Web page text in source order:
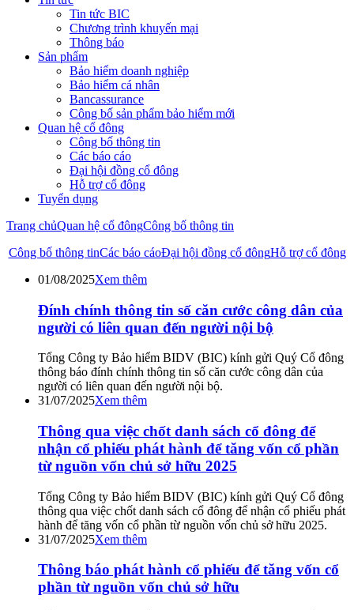
Tin tức BIC
Chương trình khuyến mại
Thông báo
Sản phẩm
Bảo hiểm doanh nghiệp
Bảo hiểm cá nhân
Bancassurance
Công bố sản phẩm bảo hiểm mới
Quan hệ cổ đông
Công bố thông tin
Các báo cáo
Đại hội đồng cổ đông
Hỗ trợ cổ đông
Tuyển dụng
Trang chủQuan hệ cổ đôngCông bố thông tin
Công bố thông tinCác báo cáoĐại hội đồng cổ đôngHỗ trợ cổ đông
01/08/2025Xem thêm
Đính chính thông tin số căn cước công dân của
người có liên quan đến người nội bộ
Tổng Công ty Bảo hiểm BIDV (BIC) kính gửi Quý Cổ đông
thông báo đính chính thông tin số căn cước công dân của
người có liên quan đến người nội bộ.
31/07/2025Xem thêm
Thông qua việc chốt danh sách cổ đông để
nhận cổ phiếu phát hành để tăng vốn cổ phần
từ nguồn vốn chủ sở hữu 2025
Tổng Công ty Bảo hiểm BIDV (BIC) kính gửi Quý Cổ đông
thông qua việc chốt danh sách cổ đông để nhận cổ phiếu phát
hành để tăng vốn cổ phần từ nguồn vốn chủ sở hữu 2025.
31/07/2025Xem thêm
Thông báo phát hành cổ phiếu để tăng vốn cổ
phần từ nguồn vốn chủ sở hữu